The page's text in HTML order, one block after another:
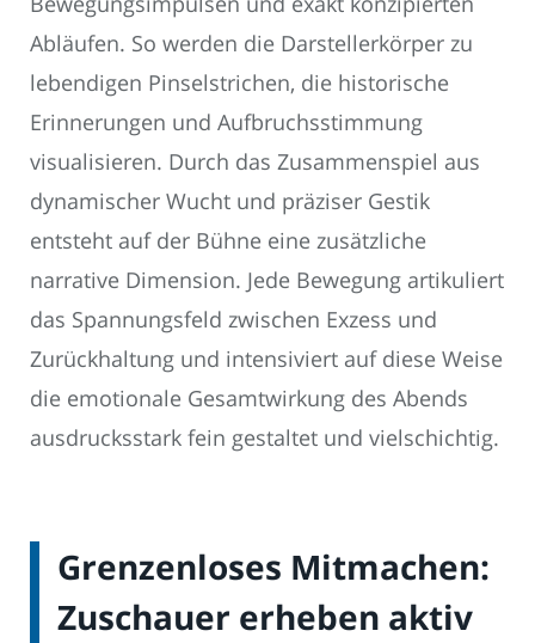
Abläufen. So werden die Darstellerkörper zu
lebendigen Pinselstrichen, die historische
Erinnerungen und Aufbruchsstimmung
visualisieren. Durch das Zusammenspiel aus
dynamischer Wucht und präziser Gestik
entsteht auf der Bühne eine zusätzliche
narrative Dimension. Jede Bewegung artikuliert
das Spannungsfeld zwischen Exzess und
Zurückhaltung und intensiviert auf diese Weise
die emotionale Gesamtwirkung des Abends
ausdrucksstark fein gestaltet und vielschichtig.
Grenzenloses Mitmachen:
Zuschauer erheben aktiv